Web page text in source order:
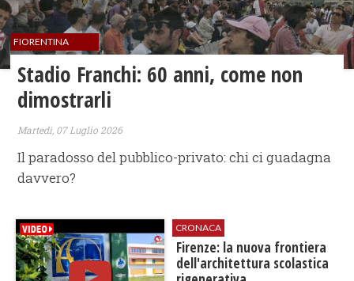
FIORENTINA
​Stadio Franchi: 60 anni, come non
dimostrarli
Martedì, 07 Luglio 2026
Il paradosso del pubblico-privato: chi ci guadagna
davvero?
CRONACA
Firenze: la nuova frontiera
dell'architettura scolastica